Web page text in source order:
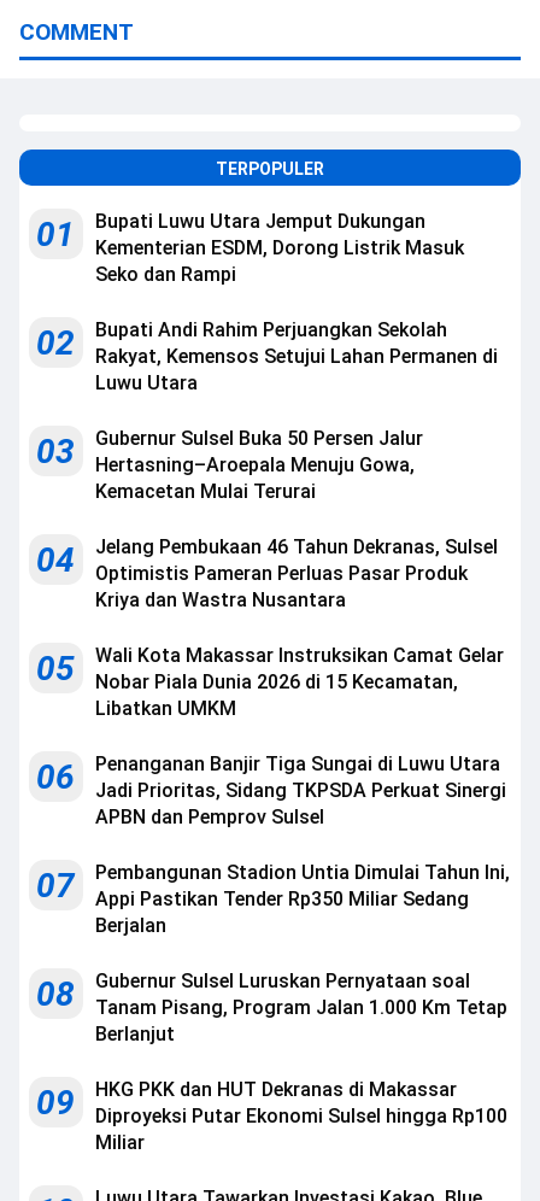
COMMENT
TERPOPULER
01
Bupati Luwu Utara Jemput Dukungan
Kementerian ESDM, Dorong Listrik Masuk
Seko dan Rampi
02
Bupati Andi Rahim Perjuangkan Sekolah
Rakyat, Kemensos Setujui Lahan Permanen di
Luwu Utara
03
Gubernur Sulsel Buka 50 Persen Jalur
Hertasning–Aroepala Menuju Gowa,
Kemacetan Mulai Terurai
04
Jelang Pembukaan 46 Tahun Dekranas, Sulsel
Optimistis Pameran Perluas Pasar Produk
Kriya dan Wastra Nusantara
05
Wali Kota Makassar Instruksikan Camat Gelar
Nobar Piala Dunia 2026 di 15 Kecamatan,
Libatkan UMKM
06
Penanganan Banjir Tiga Sungai di Luwu Utara
Jadi Prioritas, Sidang TKPSDA Perkuat Sinergi
APBN dan Pemprov Sulsel
07
Pembangunan Stadion Untia Dimulai Tahun Ini,
Appi Pastikan Tender Rp350 Miliar Sedang
Berjalan
08
Gubernur Sulsel Luruskan Pernyataan soal
Tanam Pisang, Program Jalan 1.000 Km Tetap
Berlanjut
09
HKG PKK dan HUT Dekranas di Makassar
Diproyeksi Putar Ekonomi Sulsel hingga Rp100
Miliar